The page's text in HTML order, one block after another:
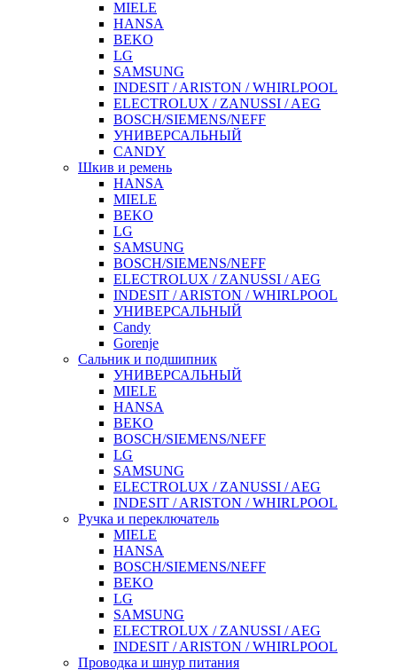
MIELE
HANSA
BEKO
LG
SAMSUNG
INDESIT / ARISTON / WHIRLPOOL
ELECTROLUX / ZANUSSI / AEG
BOSCH/SIEMENS/NEFF
УНИВЕРСАЛЬНЫЙ
CANDY
Шкив и ремень
HANSA
MIELE
BEKO
LG
SAMSUNG
BOSCH/SIEMENS/NEFF
ELECTROLUX / ZANUSSI / AEG
INDESIT / ARISTON / WHIRLPOOL
УНИВЕРСАЛЬНЫЙ
Candy
Gorenje
Сальник и подшипник
УНИВЕРСАЛЬНЫЙ
MIELE
HANSA
BEKO
BOSCH/SIEMENS/NEFF
LG
SAMSUNG
ELECTROLUX / ZANUSSI / AEG
INDESIT / ARISTON / WHIRLPOOL
Ручка и переключатель
MIELE
HANSA
BOSCH/SIEMENS/NEFF
BEKO
LG
SAMSUNG
ELECTROLUX / ZANUSSI / AEG
INDESIT / ARISTON / WHIRLPOOL
Проводка и шнур питания